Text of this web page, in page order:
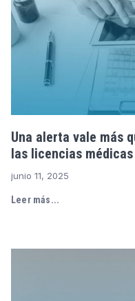
Una alerta vale más
las licencias médicas
junio 11, 2025
Leer más...